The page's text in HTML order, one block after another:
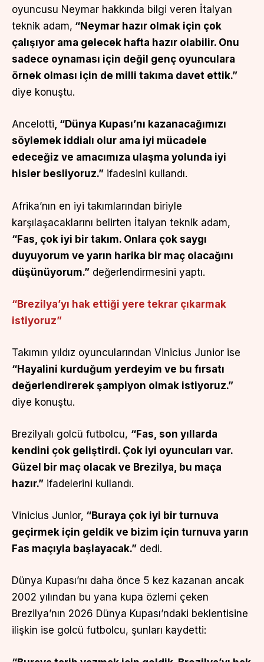
oyuncusu Neymar hakkında bilgi veren İtalyan
teknik adam, “Neymar hazır olmak için çok
çalışıyor ama gelecek hafta hazır olabilir. Onu
sadece oynaması için değil genç oyunculara
örnek olması için de milli takıma davet ettik.”
diye konuştu.
Ancelotti, “Dünya Kupası’nı kazanacağımızı
söylemek iddialı olur ama iyi mücadele
edeceğiz ve amacımıza ulaşma yolunda iyi
hisler besliyoruz.” ifadesini kullandı.
Afrika’nın en iyi takımlarından biriyle
karşılaşacaklarını belirten İtalyan teknik adam,
“Fas, çok iyi bir takım. Onlara çok saygı
duyuyorum ve yarın harika bir maç olacağını
düşünüyorum.” değerlendirmesini yaptı.
“Brezilya’yı hak ettiği yere tekrar çıkarmak
istiyoruz”
Takımın yıldız oyuncularından Vinicius Junior ise
“Hayalini kurduğum yerdeyim ve bu fırsatı
değerlendirerek şampiyon olmak istiyoruz.”
diye konuştu.
Brezilyalı golcü futbolcu, “Fas, son yıllarda
kendini çok geliştirdi. Çok iyi oyuncuları var.
Güzel bir maç olacak ve Brezilya, bu maça
hazır.” ifadelerini kullandı.
Vinicius Junior, “Buraya çok iyi bir turnuva
geçirmek için geldik ve bizim için turnuva yarın
Fas maçıyla başlayacak.” dedi.
Dünya Kupası’nı daha önce 5 kez kazanan ancak
2002 yılından bu yana kupa özlemi çeken
Brezilya’nın 2026 Dünya Kupası’ndaki beklentisine
ilişkin ise golcü futbolcu, şunları kaydetti: